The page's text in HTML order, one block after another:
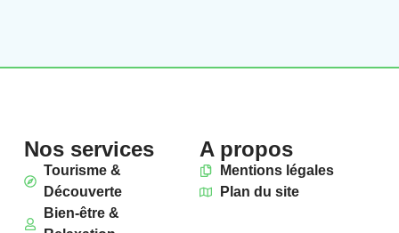
Nos services
Tourisme &
Découverte
Bien-être &
A propos
Mentions légales
Plan du site